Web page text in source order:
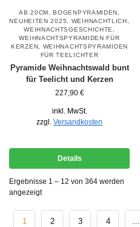
AB 20CM ,BOGENPYRAMIDEN
NEUHEITEN 2025
WEIHNACHTLICH
WEIHNACHTSGESCHICHTE
WEIHNACHTSPYRAMIDEN FÜR
KERZEN
WEIHNACHTSPYRAMIDEN
FÜR TEELICHTER
Pyramide Weihnachtswald bunt
für Teelicht und Kerzen
227,90 €
inkl. MwSt.
zzgl. Versandkosten
Details
Ergebnisse 1 – 12 von 364 werden
angezeigt
1 2 3 4 …